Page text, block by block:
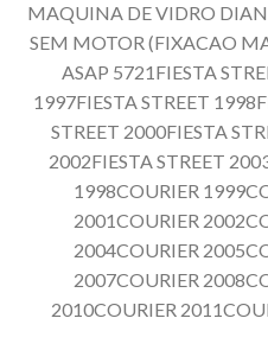
MAQUINA DE VIDRO
SEM MOTOR (FIXACAO
ASAP 5721FIESTA
1997FIESTA STREET
STREET 2000FIESTA
2002FIESTA STREET
1998COURIER
2001COURIER
2004COURIER
2007COURIER
2010COURIER